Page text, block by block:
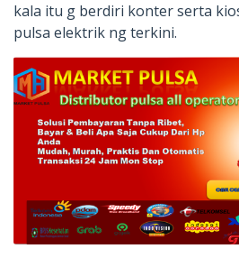
kala itu g berdiri konter serta
pulsa elektrik ng terkini.